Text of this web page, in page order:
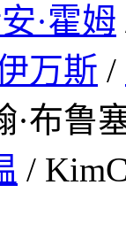
·霍姆
万斯 /
·布鲁
/